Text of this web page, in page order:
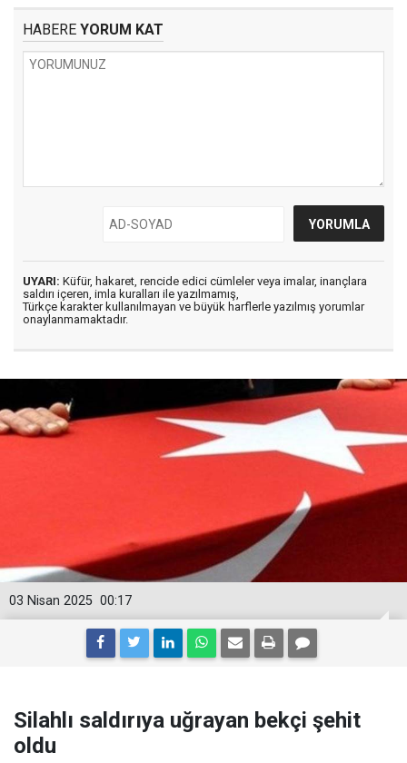
HABERE YORUM KAT
UYARI: Küfür, hakaret, rencide edici cümleler veya imalar, inançlara
saldırı içeren, imla kuralları ile yazılmamış,
Türkçe karakter kullanılmayan ve büyük harflerle yazılmış yorumlar
onaylanmamaktadır.
00:17
03 Nisan 2025
Silahlı saldırıya uğrayan bekçi şehit
oldu